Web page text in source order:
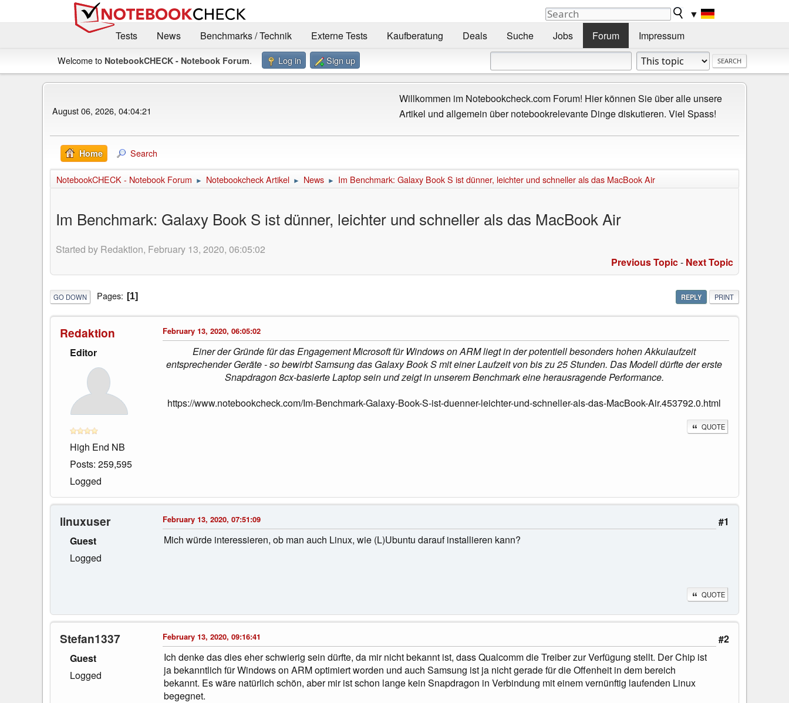
▼
Tests
News Benchmarks / Technik Externe Tests Kaufberatung Deals Suche Jobs Forum Impressum
Welcome to NotebookCHECK - Notebook Forum. Log in Sign up
August 06, 2026, 04:04:21
Willkommen im Notebookcheck.com Forum! Hier können Sie über alle unsere
Artikel und allgemein über notebookrelevante Dinge diskutieren. Viel Spass!
Home Search
NotebookCHECK - Notebook Forum ► Notebookcheck Artikel ► News ► Im Benchmark: Galaxy Book S ist dünner, leichter und schneller als das MacBook Air
Im Benchmark: Galaxy Book S ist dünner, leichter und schneller als das MacBook Air
Started by Redaktion, February 13, 2020, 06:05:02
Previous Topic- Next Topic
REPLY PRINT
GO DOWN Pages 1
Redaktion
Editor
High End NB
Posts: 259,595
Logged
February 13, 2020, 06:05:02
Einer der Gründe für das Engagement Microsoft für Windows on ARM liegt in der potentiell besonders hohen Akkulaufzeit
entsprechender Geräte - so bewirbt Samsung das Galaxy Book S mit einer Laufzeit von bis zu 25 Stunden. Das Modell dürfte der erste
Snapdragon 8cx-basierte Laptop sein und zeigt in unserem Benchmark eine herausragende Performance.
https://www.notebookcheck.com/Im-Benchmark-Galaxy-Book-S-ist-duenner-leichter-und-schneller-als-das-MacBook-Air.453792.0.html
QUOTE
linuxuser
Guest
Logged
#1
February 13, 2020, 07:51:09
Mich würde interessieren, ob man auch Linux, wie (L)Ubuntu darauf installieren kann?
QUOTE
Stefan1337
Guest
Logged
#2
February 13, 2020, 09:16:41
Ich denke das dies eher schwierig sein dürfte, da mir nicht bekannt ist, dass Qualcomm die Treiber zur Verfügung stellt. Der Chip ist
ja bekanntlich für Windows on ARM optimiert worden und auch Samsung ist ja nicht gerade für die Offenheit in dem bereich
bekannt. Es wäre natürlich schön, aber mir ist schon lange kein Snapdragon in Verbindung mit einem vernünftig laufenden Linux
begegnet.